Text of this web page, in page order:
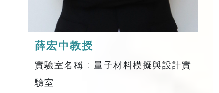
薛宏中教授
實驗室名稱 : 量子材料模擬與設計實
驗室